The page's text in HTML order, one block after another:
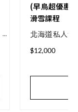
(早鳥超優惠
滑雪課程
北海道私人
幌國際
場
$12,000